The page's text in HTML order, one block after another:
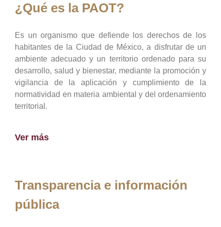
¿Qué es la PAOT?
Es un organismo que defiende los derechos de los
habitantes de la Ciudad de México, a disfrutar de un
ambiente adecuado y un territorio ordenado para su
desarrollo, salud y bienestar, mediante la promoción y
vigilancia de la aplicación y cumplimiento de la
normatividad en materia ambiental y del ordenamiento
territorial.
Ver más
Transparencia e información
pública